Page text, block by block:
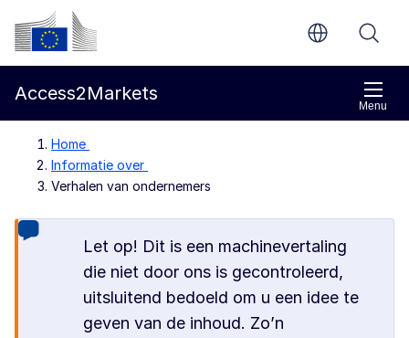
Direct naar de inhoud
Europese Commissie
Menu
Access2Markets
Home
Informatie over
Verhalen van ondernemers
Let op! Dit is een machinevertaling
die niet door ons is gecontroleerd,
uitsluitend bedoeld om u een idee te
geven van de inhoud. Zo’n